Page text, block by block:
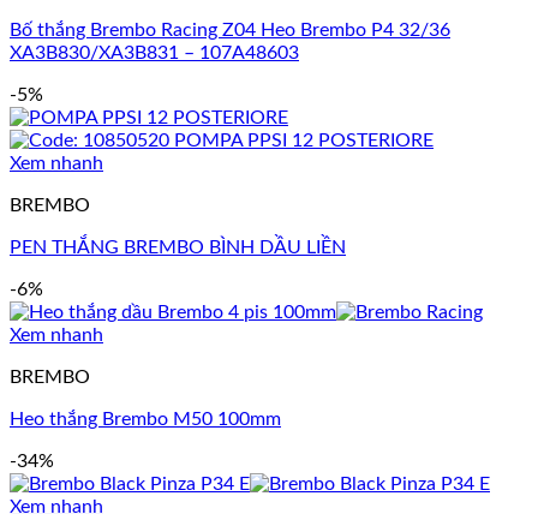
Bố thắng Brembo Racing Z04 Heo Brembo P4 32/36
XA3B830/XA3B831 – 107A48603
-5%
Xem nhanh
BREMBO
PEN THẮNG BREMBO BÌNH DẦU LIỀN
-6%
Xem nhanh
BREMBO
Heo thắng Brembo M50 100mm
-34%
Xem nhanh